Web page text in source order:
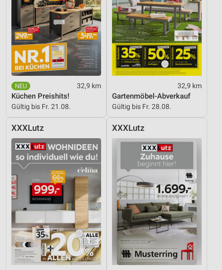
32,9 km
Küchen Preishits!
Gültig bis Fr. 21.08.
32,9 km
Gartenmöbel-Abverkauf
Gültig bis Fr. 28.08.
XXXLutz XXXLutz